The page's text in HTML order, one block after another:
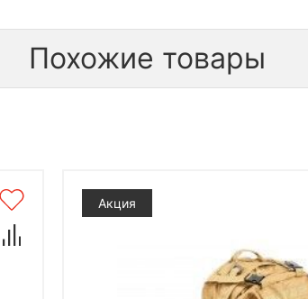
Похожие товары
Акция